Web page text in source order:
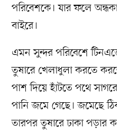
পরিবেশকে। যার ফলে
বাইরে।
এমন সুন্দর পরিবেশে
তুষারে খেলাধুলা করতে
পাশ দিয়ে হাঁটতে পথে
পানি জমে গেছে। জমেছে
তারপর তুষারে ঢাকা পড়ার